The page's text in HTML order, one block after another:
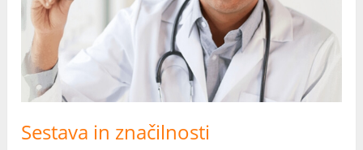
Sestava in značilnosti